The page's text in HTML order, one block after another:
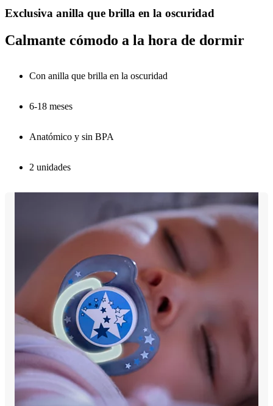
Exclusiva anilla que brilla en la oscuridad
Calmante cómodo a la hora de dormir
Con anilla que brilla en la oscuridad
6-18 meses
Anatómico y sin BPA
2 unidades